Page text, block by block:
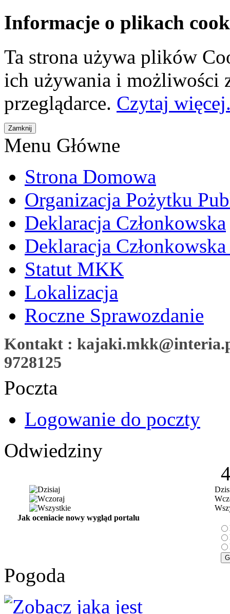
Informacje o plikach
Ta strona używa plików
ich używania i możliwości
przeglądarce. Czytaj
Menu Główne
Strona Domowa
Organizacja Pożytku
Deklaracja Członkowska
Deklaracja
Statut MKK
Lokalizacja
Roczne Sprawozdanie
Kontakt :
9728125
Poczta
Logowanie do poczty
Odwiedziny
Jak oceniacie nowy wygląd portalu
Pogoda